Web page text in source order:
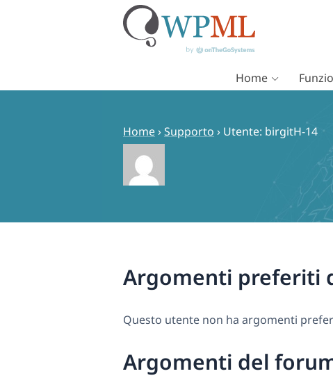
Home
Home›Supporto › Utente: birgitH-14
Argomenti preferiti
Questo utente non ha argomenti
Argomenti del